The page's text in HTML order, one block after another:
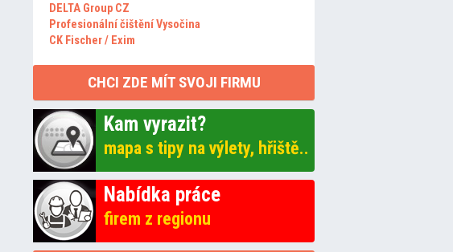
DELTA Group CZ
Profesionální čištění Vysočina
CK Fischer / Exim
CHCI ZDE MÍT SVOJI FIRMU
Kam vyrazit?
mapa s tipy na výlety, hřiště..
Nabídka práce
firem z regionu